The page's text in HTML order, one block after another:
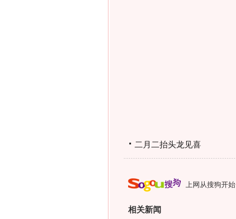
二月二抬头龙见喜
上网从搜狗开始
相关新闻